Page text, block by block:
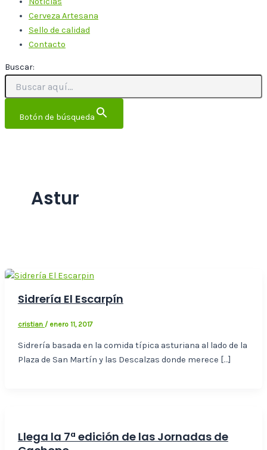
Cerveza Artesana
Sello de calidad
Contacto
Buscar:
Botón de búsqueda
Astur
Sidrería El Escarpín
cristian / enero 11, 2017
Sidrería basada en la comida típica asturiana al lado de la
Plaza de San Martín y las Descalzas donde merece […]
Llega la 7ª edición de las Jornadas de